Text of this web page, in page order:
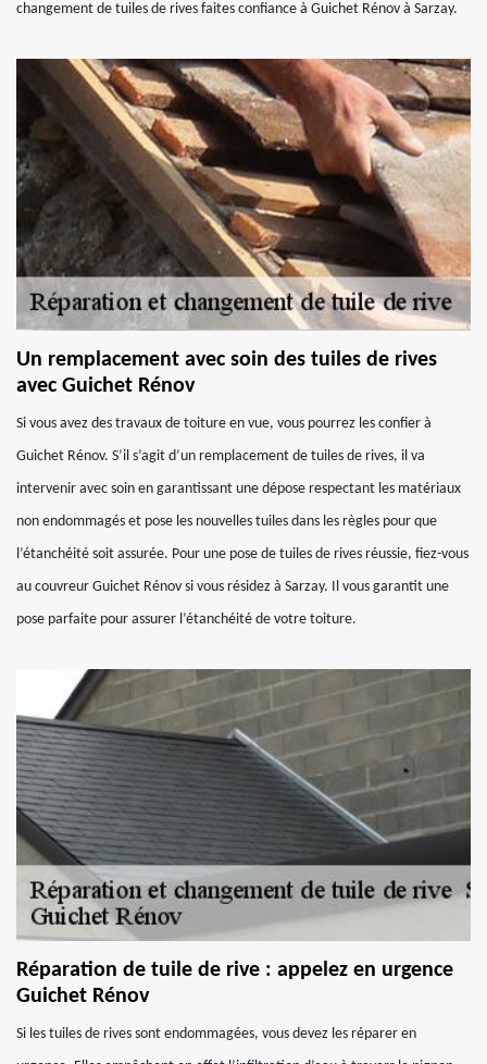
changement de tuiles de rives faites confiance à Guichet Rénov à Sarzay.
Un remplacement avec soin des tuiles de rives
avec Guichet Rénov
Si vous avez des travaux de toiture en vue, vous pourrez les confier à
Guichet Rénov. S’il s’agit d’un remplacement de tuiles de rives, il va
intervenir avec soin en garantissant une dépose respectant les matériaux
non endommagés et pose les nouvelles tuiles dans les règles pour que
l’étanchéité soit assurée. Pour une pose de tuiles de rives réussie, fiez-vous
au couvreur Guichet Rénov si vous résidez à Sarzay. Il vous garantit une
pose parfaite pour assurer l’étanchéité de votre toiture.
Réparation de tuile de rive : appelez en urgence
Guichet Rénov
Si les tuiles de rives sont endommagées, vous devez les réparer en